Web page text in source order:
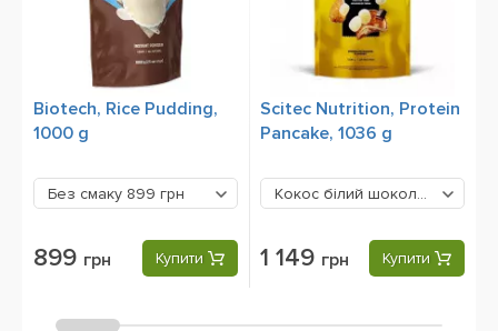
Biotech, Rice Pudding,
1000 g
Без смаку 899 грн
899 грн Купити
Scitec Nutrition, Protein
Pancake, 1036 g
Кокос білий шоколад 1149 грн
1 149 грн Купити